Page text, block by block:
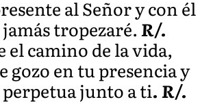
al Señor y con él
tropezaré.R/.
el camino de la vida,
gozo en tu presencia y
perpetua junto a ti. R/.